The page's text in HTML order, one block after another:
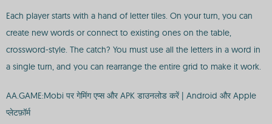
Each player starts with a hand of letter tiles. On your turn, you can
create new words or connect to existing ones on the table,
crossword-style. The catch? You must use all the letters in a word in
a single turn, and you can rearrange the entire grid to make it work.
AA.GAME:Mobi पर गेमिंग एप्स और APK डाउनलोड करें | Android और Apple
प्लेटफ़ॉर्म